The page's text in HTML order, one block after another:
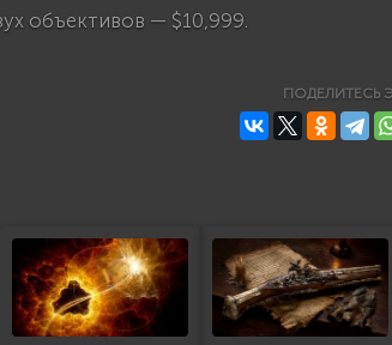
объективов — $10,999.
ПОДЕЛИТЕСЬ